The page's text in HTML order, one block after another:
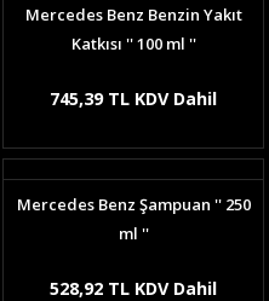
Mercedes Benz Benzin Yakıt
Katkısı '' 100 ml ''
745,39 TL KDV Dahil
Mercedes Benz Şampuan '' 250
ml ''
528,92 TL KDV Dahil